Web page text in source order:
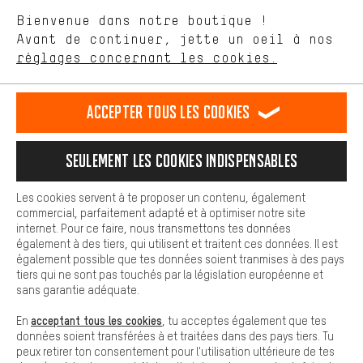
Langue"
français english
EN Deutsch español
RÉSILIER LE CONTRAT Communauté d'Aix-la-Chapelle
Programme d'affiliation Mentions Légales Protection des données
Conditions générales de vente Plateforme d'Alerte
Reprise des batteries Corepile Paramètres de cookies
Modifier le contraste
Tous les prix s'entendent en euros (MwSt hors) plus les
frais de portpour la livraison versÉtats-Unis.
Bienvenue dans notre boutique !
Avant de continuer, jette un oeil à nos
réglages concernant les cookies.
nous proposons grâce à ton comportement d'achat.
Plus de confort
est plus confortable. Avec les cookies de confort, nous
Nous pouvons ainsi mettre à ta disposition d'autres contenus et
informations utiles. De plus, tu as la possibilité d'utiliser des
facilement les bons produits. Par exemple, nous proposons une
facilement aux questions.
Cookies de base
Les cookies de base garantissent que tu puisses utiliser les
fonctions de notre site web.
Accepter tous les cookies
Seulement les cookies indispensables
Les cookies servent à te proposer un contenu, également
commercial, parfaitement adapté et à optimiser notre site
internet. Pour ce faire, nous transmettons tes données
également à des tiers, qui utilisent et traitent ces données. Il est
également possible que tes données soient tranmises à des pays
tiers qui ne sont pas touchés par la législation européenne et
sans garantie adéquate.
En acceptant tous les cookies , tu acceptes également que tes
données soient transférées à et traitées dans des pays tiers. Tu
peux retirer ton consentement pour l'utilisation ultérieure de tes